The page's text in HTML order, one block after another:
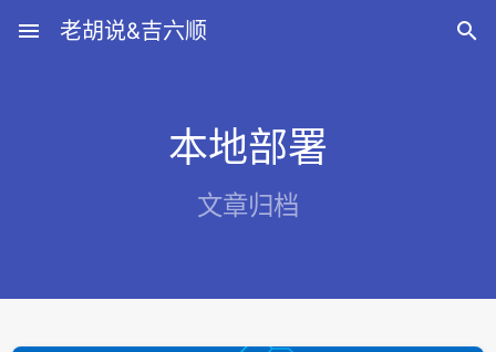
menu 老胡说&吉六顺 
本地部署
文章归档